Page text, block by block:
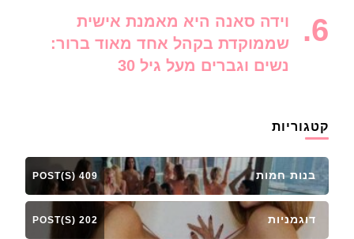
וידה סאנה היא מאמנת אישית
שממוקדת בקהל אחד מאוד ברור:
נשים וגברים מעל גיל 30
קטגוריות
בנות חמות 409 POST(S)
דוגמניות 202 POST(S)